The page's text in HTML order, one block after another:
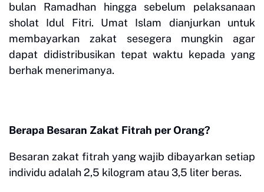
bulan Ramadhan hingga sebelum pelaksanaan
sholat Idul Fitri. Umat Islam dianjurkan untuk
membayarkan zakat sesegera mungkin agar
dapat didistribusikan tepat waktu kepada yang
berhak menerimanya.
Berapa Besaran Zakat Fitrah per Orang?
Besaran zakat fitrah yang wajib dibayarkan setiap
individu adalah 2,5 kilogram atau 3,5 liter beras.